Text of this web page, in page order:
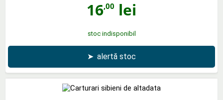
16,00 lei
stoc indisponibil
➤ alertă stoc